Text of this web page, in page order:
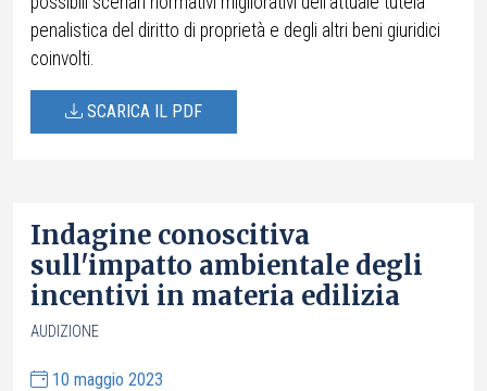
penalistica del diritto di proprietà e degli altri beni giuridici
coinvolti.
SCARICA IL PDF
Indagine conoscitiva
sull'impatto ambientale degli
incentivi in materia edilizia
AUDIZIONE
10 maggio 2023